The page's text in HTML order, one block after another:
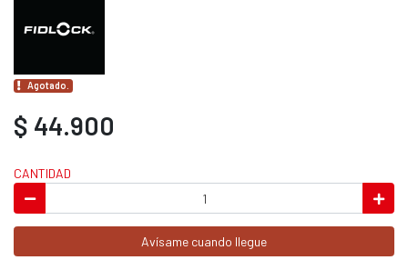
Agotado.
$ 44.900
CANTIDAD
Avísame cuando llegue